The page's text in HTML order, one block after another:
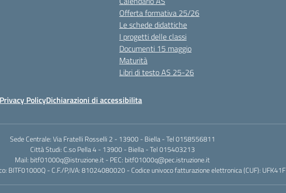
Offerta formativa 25/26
Le schede didattiche
I progetti delle classi
Documenti 15 maggio
Maturità
Libri di testo AS 25-26
Privacy PolicyDichiarazioni di accessibilita
Sede Centrale: Via Fratelli Rosselli 2 - 13900 - Biella - Tel 0158556811
Città Studi: C.so Pella 4 - 13900 - Biella - Tel 015403213
Mail: bitf01000q@istruzione.it- PEC: bitf01000q@pec.istruzione.it
BITF01000Q - C.F./P,IVA: 81024080020 - Codice univoco fatturazione elettronica (CUF): UFK41F